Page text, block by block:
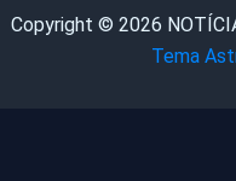
Copyright © 2026
Tema